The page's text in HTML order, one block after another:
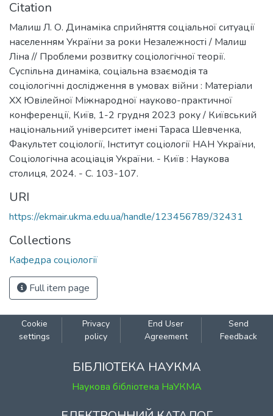
Citation
Малиш Л. О. Динаміка сприйняття соціальної ситуації
населенням України за роки Незалежності / Малиш
Ліна // Проблеми розвитку соціологічної теорії.
Суспільна динаміка, соціальна взаємодія та
соціологічні дослідження в умовах війни : Матеріали
ХX Ювілейної Міжнародної науково-практичної
конференції, Київ, 1-2 грудня 2023 року / Київський
національний університет імені Тараса Шевченка,
Факультет соціології, Інститут соціології НАН України,
Соціологічна асоціація України. - Київ : Наукова
столиця, 2024. - C. 103-107.
URI
https://ekmair.ukma.edu.ua/handle/123456789/32431
Collections
Кафедра соціології
Full item page
Cookie
settings
Privacy
policy
End User
Agreement
Send
Feedback
БІБЛІОТЕКА НАУКМА
Наукова бібліотека НаУКМА